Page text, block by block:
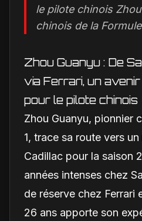
le pilote chinois
chinois de la
Zhou Guanyu : De
via Ferrari, un
pour le pilote chinois
Zhou Guanyu, pionnier
1, trace sa route vers
Cadillac pour la saison
années intenses chez
de réserve chez Ferrari
26 ans apporte son